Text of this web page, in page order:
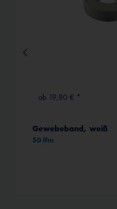
ab 19,80 € *
Gewebeband, weiß
50 lfm